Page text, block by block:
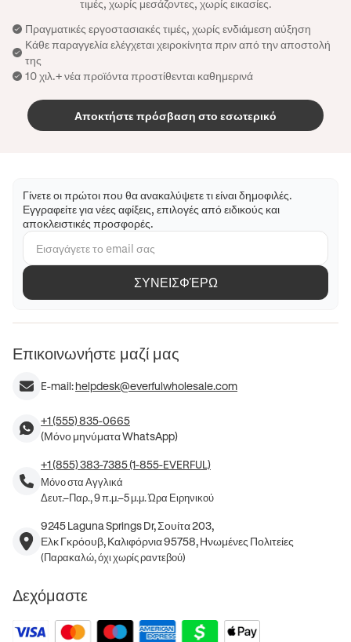
τιμές, χωρίς μεσάζοντες, χωρίς εικασίες.
Πραγματικές εργοστασιακές τιμές, χωρίς ενδιάμεση αύξηση
Κάθε παραγγελία ελέγχεται χειροκίνητα πριν από την αποστολή
της
10 χιλ.+ νέα προϊόντα προστίθενται καθημερινά
Αποκτήστε πρόσβαση στο εσωτερικό
Γίνετε οι πρώτοι που θα ανακαλύψετε τι είναι δημοφιλές.
Εγγραφείτε για νέες αφίξεις, επιλογές από ειδικούς και
αποκλειστικές προσφορές.
ΣΥΝΕΙΣΦΈΡΩ
Επικοινωνήστε μαζί μας
E-mail:helpdesk@everfulwholesale.com
+1 (555) 835-0665
(Μόνο μηνύματα WhatsApp)
+1 (855) 383-7385 (1-855-EVERFUL)
Μόνο στα Αγγλικά
Δευτ.–Παρ., 9 π.μ.–5 μ.μ. Ώρα Ειρηνικού
9245 Laguna Springs Dr, Σουίτα 203,
Ελκ Γκρόουβ, Καλιφόρνια 95758, Ηνωμένες Πολιτείες
(Παρακαλώ, όχι χωρίς ραντεβού)
Δεχόμαστε